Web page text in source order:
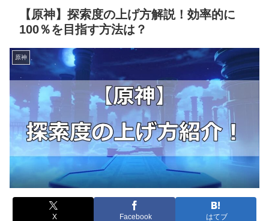
【原神】探索度の上げ方解説！効率的に
100％を目指す方法は？
原神
X Facebook はてブ